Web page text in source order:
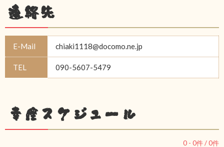
連絡先
E-Mail chiaki1118@docomo.ne.jp
TEL 090-5607-5479
幸座スケジュール
0 - 0件 /0件